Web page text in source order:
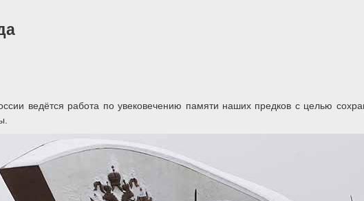
ведётся работа по увековечению памяти наших предков с целью